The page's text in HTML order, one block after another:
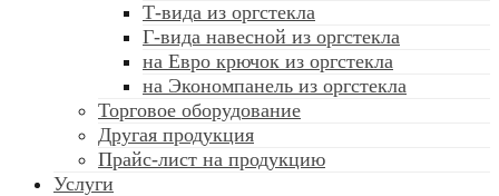
Т-вида из оргстекла
Г-вида навесной из оргстекла
на Евро крючок из оргстекла
на Экономпанель из оргстекла
Торговое оборудование
Другая продукция
Прайс-лист на продукцию
Услуги